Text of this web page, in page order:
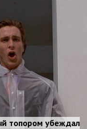
топором убеждал